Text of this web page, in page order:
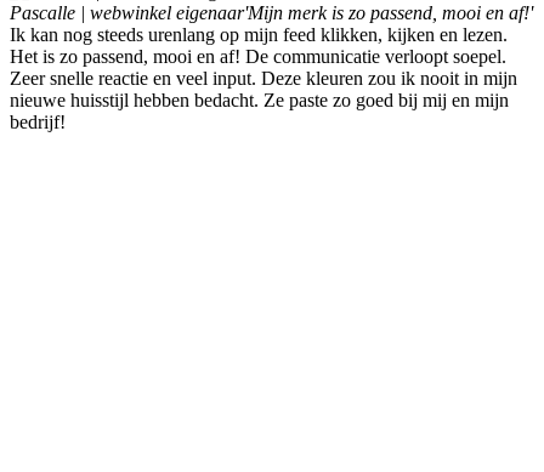
Pascalle | webwinkel eigenaar'Mijn merk is zo passend, mooi en af!'
Ik kan nog steeds urenlang op mijn feed klikken, kijken en lezen.
Het is zo passend, mooi en af! De communicatie verloopt soepel.
Zeer snelle reactie en veel input. Deze kleuren zou ik nooit in mijn
nieuwe huisstijl hebben bedacht. Ze paste zo goed bij mij en mijn
bedrijf!